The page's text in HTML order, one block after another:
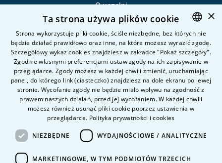
O uczelni
Kandydat
Student
Nauka i badania
Intranet
Pytania i odpowiedzi
Kontakt
Kariera na uczelni
POLISH
ENGLISH
×
Ta strona używa plików cookie
Strona wykorzystuje pliki cookie, ściśle niezbędne, bez których nie
będzie działać prawidłowo oraz inne, na które możesz wyrazić zgodę.
Szczegółowy wykaz cookies znajdziesz w zakładce "Pokaż szczegóły".
Zgodnie własnymi preferencjami ustaw zgody na ich zapisywanie w
przeglądarce. Zgody możesz w każdej chwili zmienić, uruchamiając
panel, do którego link (ciasteczko) znajdziesz na dole ekranu po lewej
stronie. Wycofanie zgody nie będzie miało wpływu na zgodność z
prawem naszych działań, przed jej wycofaniem. W każdej chwili
możesz również usunąć pliki cookie poprzez ustawienia w
przeglądarce. Polityka prywatności i cookies
NIEZBĘDNE WYDAJNOŚCIOWE / ANALITYCZNE
MARKETINGOWE, W TYM PODMIOTÓW TRZECICH